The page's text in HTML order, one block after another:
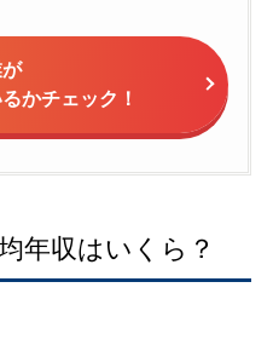
かチェック！
年収はいくら？